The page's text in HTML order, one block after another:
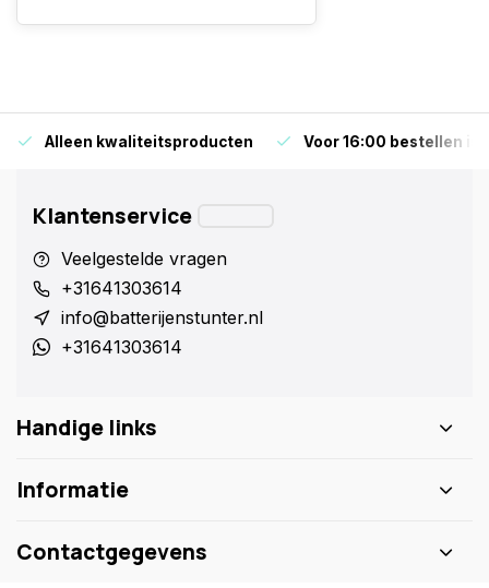
Alleen kwaliteitsproducten Voor 16:00 bestellen is
Klantenservice
Veelgestelde vragen
+31641303614
info@batterijenstunter.nl
+31641303614
Handige links
Informatie
Contactgegevens